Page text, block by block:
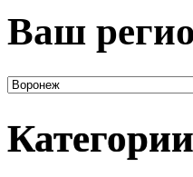
Ваш
Категории